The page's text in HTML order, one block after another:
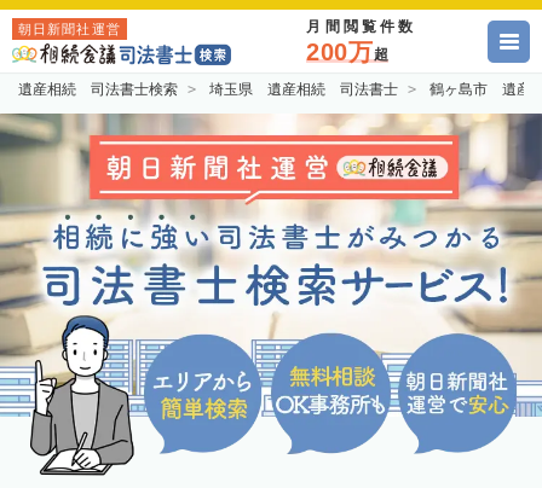
朝日新聞社運営 月間閲覧件数
200万超
遺産相続 司法書士検索 埼玉県 遺産相続 司法書士 鶴ヶ島市 遺産